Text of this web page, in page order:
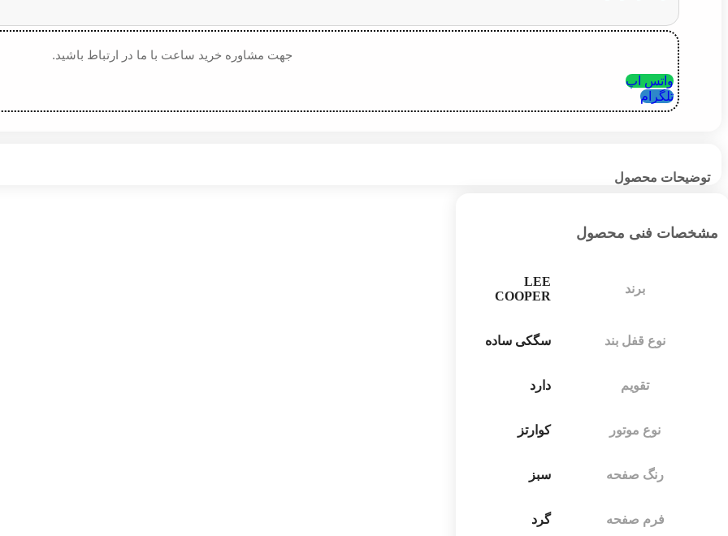
جهت مشاوره خرید ساعت با ما در ارتباط باشید.
واتس اپ
تلگرام
توضیحات محصول
مشخصات فنی محصول
برند
LEE
COOPER
نوع قفل بند سگکی ساده
تقویم دارد
نوع موتور کوارتز
رنگ صفحه سبز
فرم صفحه گرد